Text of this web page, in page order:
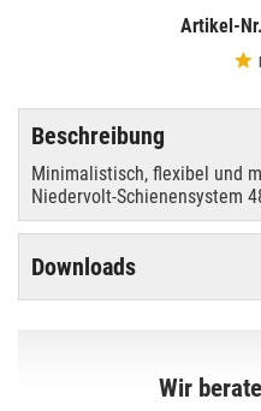
Artikel-
Beschreibung
Minimalistisch, flexibel und
Niedervolt-Schienensystem
Downloads
Wir